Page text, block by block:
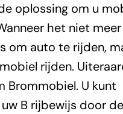
oplossing om u
het niet meer
om auto te rijden,
rijden.
Brommobiel. U kunt
B rijbewijs door de